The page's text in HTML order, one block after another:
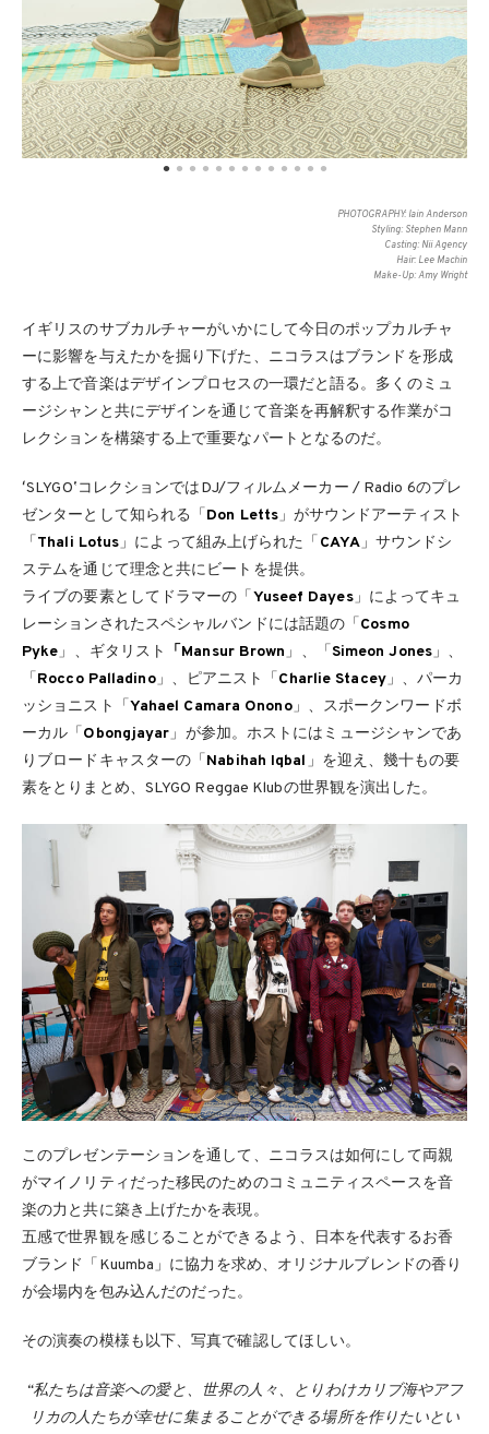
PHOTOGRAPHY: Iain Anderson
Styling: Stephen Mann
Casting: Nii Agency
Hair: Lee Machin
Make-Up: Amy Wright
イギリスのサブカルチャーがいかにして今日のポップカルチャ
ーに影響を与えたかを掘り下げた、ニコラスはブランドを形成
する上で音楽はデザインプロセスの一環だと語る。多くのミュ
ージシャンと共にデザインを通じて音楽を再解釈する作業がコ
レクションを構築する上で重要なパートとなるのだ。
ʻSLYGOʼコレクションではDJ/フィルムメーカー / Radio 6のプレ
ゼンターとして知られる「 Don Letts」がサウンドアーティスト
「 Thali Lotus」によって組み上げられた「 CAYA」サウンドシ
ステムを通じて理念と共にビートを提供。
ライブの要素としてドラマーの「 Yuseef Dayes」によってキュ
レーションされたスペシャルバンドには話題の「 Cosmo
Pyke」、ギタリスト 「Mansur Brown」、「 Simeon Jones」、
「 Rocco Palladino」、ピアニスト「 Charlie Stacey」、パーカ
ッショニスト「 Yahael Camara Onono」、スポークンワードボ
ーカル「 Obongjayar」が参加。ホストにはミュージシャンであ
りブロードキャスターの「 Nabihah Iqbal」を迎え、幾十もの要
素をとりまとめ、SLYGO Reggae Klubの世界観を演出した。
このプレゼンテーションを通して、ニコラスは如何にして両親
がマイノリティだった移民のためのコミュニティスペースを音
楽の力と共に築き上げたかを表現。
五感で世界観を感じることができるよう、日本を代表するお香
ブランド「Kuumba」に協力を求め、オリジナルブレンドの香り
が会場内を包み込んだのだった。
その演奏の模様も以下、写真で確認してほしい。
“私たちは音楽への愛と、世界の人々、とりわけカリブ海やアフ
リカの人たちが幸せに集まることができる場所を作りたいとい